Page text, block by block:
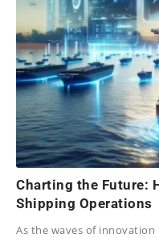
Charting the Future:
Shipping Operations
As the waves of